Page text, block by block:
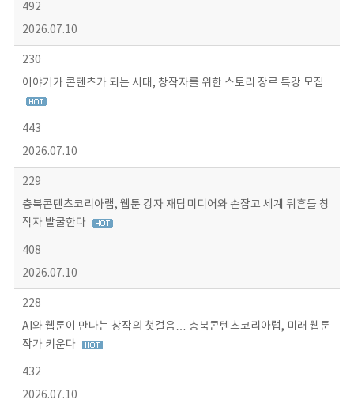
492
2026.07.10
230
이야기가 콘텐츠가 되는 시대, 창작자를 위한 스토리 장르 특강 모집
443
2026.07.10
229
충북콘텐츠코리아랩, 웹툰 강자 재담미디어와 손잡고 세계 뒤흔들 창
작자 발굴한다
408
2026.07.10
228
AI와 웹툰이 만나는 창작의 첫걸음… 충북콘텐츠코리아랩, 미래 웹툰
작가 키운다
432
2026.07.10